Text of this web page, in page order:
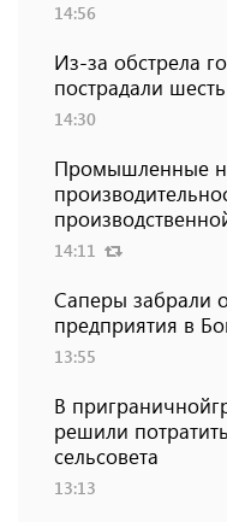
14:56
Из-за обстрела
пострадали
14:30
Промышленные
14:11
Саперы забрали
предприятия в
13:55
В
решили
сельсовета
13:13